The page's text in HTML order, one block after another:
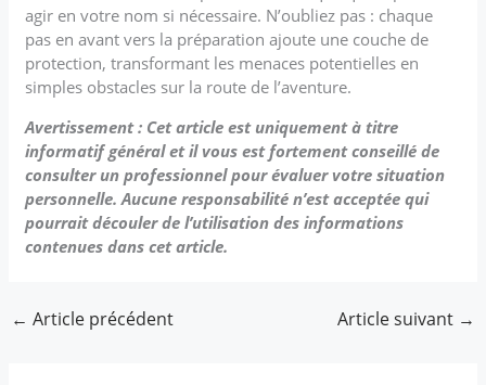
agir en votre nom si nécessaire. N’oubliez pas : chaque
pas en avant vers la préparation ajoute une couche de
protection, transformant les menaces potentielles en
simples obstacles sur la route de l’aventure.
Avertissement : Cet article est uniquement à titre
informatif général et il vous est fortement conseillé de
consulter un professionnel pour évaluer votre situation
personnelle. Aucune responsabilité n’est acceptée qui
pourrait découler de l’utilisation des informations
contenues dans cet article.
← Article précédent Article suivant →